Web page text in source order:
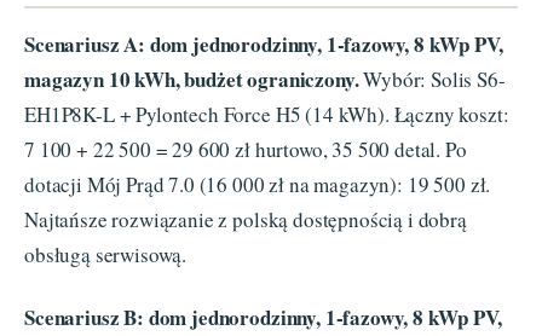
Scenariusz A: dom jednorodzinny, 1-fazowy, 8 kWp PV,
magazyn 10 kWh, budżet ograniczony.Wybór: Solis S6-
EH1P8K-L + Pylontech Force H5 (14 kWh). Łączny koszt:
7 100 + 22 500 = 29 600 zł hurtowo, 35 500 detal. Po
dotacji Mój Prąd 7.0 (16 000 zł na magazyn): 19 500 zł.
Najtańsze rozwiązanie z polską dostępnością i dobrą
obsługą serwisową.
Scenariusz B: dom jednorodzinny, 1-fazowy, 8 kWp PV,